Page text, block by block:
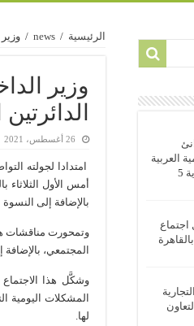
الرئيسية /
news
/
وزير
26 أغسطس، 2021
امتدادا لجولته
أمس الأول الثلاثاء
بالإضافة إلى
وتمحورت مناقشات
المجتمعي،
وشكَّل هذا
المشكلات اليومية
لها.
العربية
5
اجتماع